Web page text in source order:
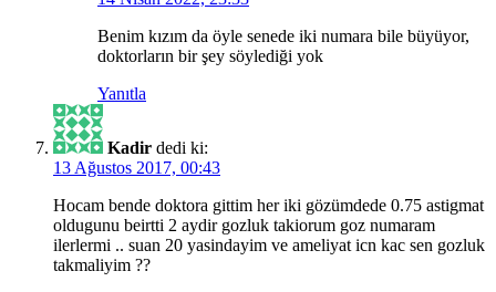
Benim kızım da öyle senede iki numara bile büyüyor,
doktorların bir şey söylediği yok
Yanıtla
Kadir dedi ki:
13 Ağustos 2017, 00:43
Hocam bende doktora gittim her iki gözümdede 0.75 astigmat
oldugunu beirtti 2 aydir gozluk takiorum goz numaram
ilerlermi .. suan 20 yasindayim ve ameliyat icn kac sen gozluk
takmaliyim ??